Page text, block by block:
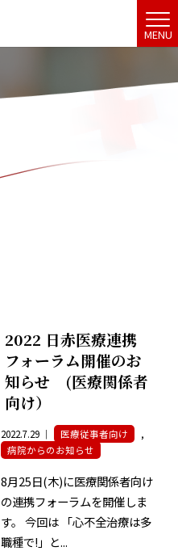
MENU
2022 日赤医療連携
フォーラム開催のお
知らせ (医療関係者
向け）
2022.7.29 ｜ 医療従事者向け
,
病院からのお知らせ
8月25日(木)に医療関係者向け
の連携フォーラムを開催しま
す。 今回は 「心不全治療は多
職種で!」と...